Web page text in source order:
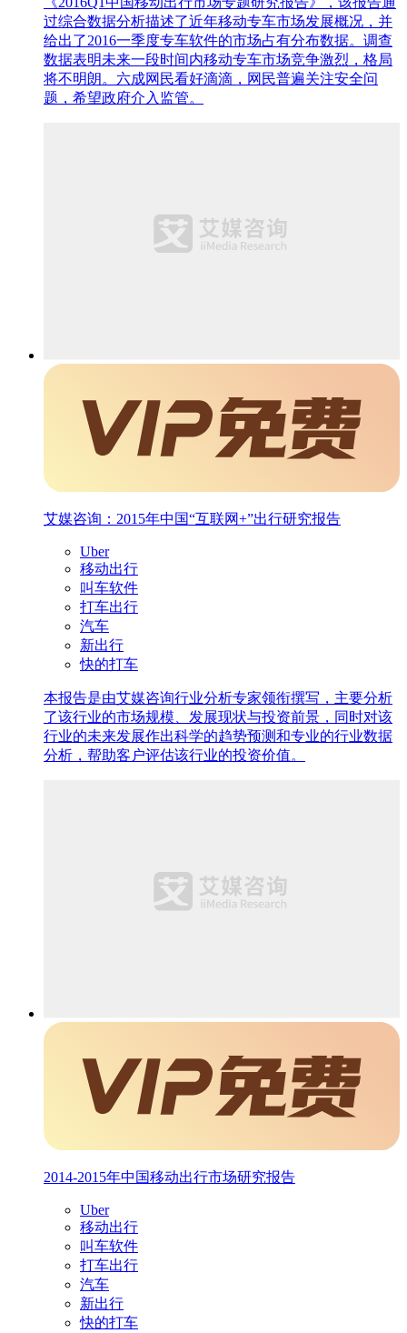
过综合数据分析描述了近年移动专车市场发展概况，并
给出了2016一季度专车软件的市场占有分布数据。调查
数据表明未来一段时间内移动专车市场竞争激烈，格局
将不明朗。六成网民看好滴滴，网民普遍关注安全问
题，希望政府介入监管。
艾媒咨询：2015年中国“互联网+”出行研究报告
Uber
移动出行
叫车软件
打车出行
汽车
新出行
快的打车
本报告是由艾媒咨询行业分析专家领衔撰写，主要分析
了该行业的市场规模、发展现状与投资前景，同时对该
行业的未来发展作出科学的趋势预测和专业的行业数据
分析，帮助客户评估该行业的投资价值。
2014-2015年中国移动出行市场研究报告
Uber
移动出行
叫车软件
打车出行
汽车
新出行
快的打车